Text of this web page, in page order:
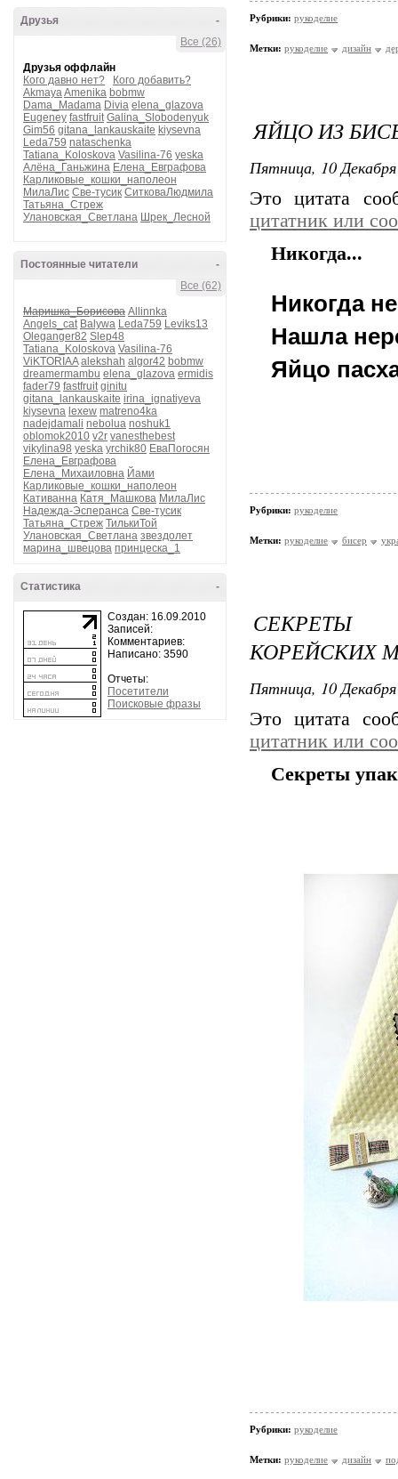
-
Друзья
Все (26)
Друзья оффлайн
Кого давно нет?
Кого добавить?
AkmayaAmenika bobmw
Dama_Madama Divia elena_glazova
Eugeney fastfruit Galina_Slobodenyuk
Gim56 gitana_lankauskaite kiysevna
Leda759 nataschenka
Tatiana_Koloskova Vasilina-76 yeska
Алёна_Ганьжина Елена_Евграфова
Карликовые_кошки_наполеон
МилаЛис Све-тусик СитковаЛюдмила
Татьяна_Стреж
Улановская_Светлана Шрек_Лесной
-
Постоянные читатели
Все (62)
Маришка_Борисова Allinnka
Angels_cat Balywa Leda759 Leviks13
Oleganger82 Slep48
Tatiana_Koloskova Vasilina-76
ViKTORIAA alekshah algor42 bobmw
dreamermambu elena_glazova ermidis
fader79 fastfruit ginitu
gitana_lankauskaite irina_ignatiyeva
kiysevna lexew matreno4ka
nadejdamali nebolua noshuk1
oblomok2010 v2r vanesthebest
vikylina98 yeska yrchik80 ЕваПогосян
Елена_Евграфова
Елена_Михаиловна Йами
Карликовые_кошки_наполеон
Кативанна Катя_Машкова МилаЛис
Надежда-Эсперанса Све-тусик
Татьяна_Стреж ТилькиТой
Улановская_Светлана звездолет
марина_швецова принцеска_1
-
Статистика
Создан: 16.09.2010
Записей:
Комментариев:
Написано: 3590
Отчеты:
Посетители
Поисковые фразы
Рубрики: рукоделие
Метки: рукоделие дизайн
ЯЙЦО ИЗ
Пятница, 10
Это цитата
цитатник или
Никогда...
Никогда
Нашла
Яйцо
Рубрики: рукоделие
Метки: рукоделие бисер
СЕКРЕТЫ
КОРЕЙСКИХ
Пятница, 10
Это цитата
цитатник или
Секреты
Рубрики: рукоделие
Метки: рукоделие дизайн